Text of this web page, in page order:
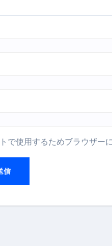
前漬とは何か──北海道の海
で使用するためブラウザー